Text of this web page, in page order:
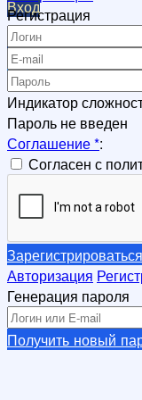
Вход
Регистрация
Регистрация
Не красна книга
Регистрация
Индикатор
Пароль не введен
Соглашение*:
Согласен с
Зарегистрироваться
Авторизация
Генерация пароля
Получить новый